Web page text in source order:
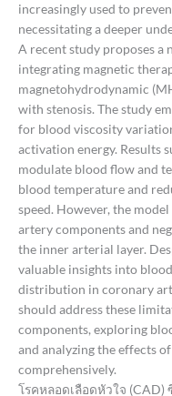
increasingly used to
necessitating a deeper
A recent study proposes a
integrating magnetic
magnetohydrodynamic
with stenosis. The study
for blood viscosity
activation energy. Results
modulate blood flow and
blood temperature and
speed. However, the
artery components and
the inner arterial layer.
valuable insights into
distribution in coronary
should address these
components, exploring
and analyzing the effects
comprehensively.
โรคหลอดเลือดหัวใจ (CAD)